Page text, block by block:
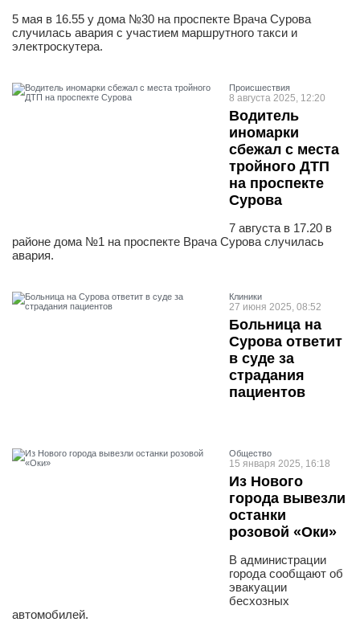
5 мая в 16.55 у дома №30 на проспекте Врача Сурова
случилась авария с участием маршрутного такси и
электроскутера.
Проиcшествия
8 августа 2025, 12:20
Водитель
иномарки
сбежал с места
тройного ДТП
на проспекте
Сурова
7 августа в 17.20 в
районе дома №1 на проспекте Врача Сурова случилась
авария.
Клиники
27 июня 2025, 08:52
Больница на
Сурова ответит
в суде за
страдания
пациентов
Общество
15 января 2025, 16:18
Из Нового
города вывезли
останки
розовой «Оки»
В администрации
города сообщают об
эвакуации
бесхозных
автомобилей.